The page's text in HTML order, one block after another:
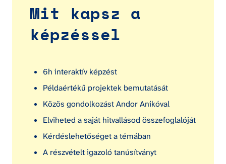
Mit kapsz a
képzéssel
6h interaktív képzést
Példaértékű projektek bemutatását
Közös gondolkozást Andor Anikóval
Elviheted a saját hitvallásod összefoglalóját
Kérdéslehetőséget a témában
A részvételt igazoló tanúsítványt